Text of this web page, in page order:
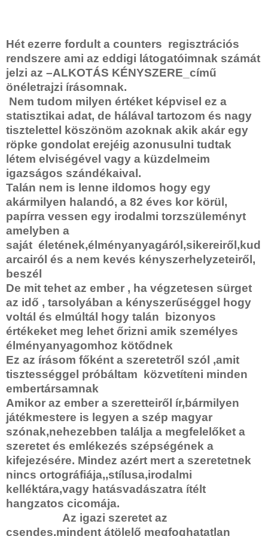
Hét ezerre fordult a counters regisztrációs
rendszere ami az eddigi látogatóimnak számát
jelzi az –ALKOTÁS KÉNYSZERE_című
önéletrajzi írásomnak.
Nem tudom milyen értéket képvisel ez a
statisztikai adat, de hálával tartozom és nagy
tisztelettel köszönöm azoknak akik akár egy
röpke gondolat erejéig azonusulni tudtak
létem elviségével vagy a küzdelmeim
igazságos szándékaival.
Talán nem is lenne ildomos hogy egy
akármilyen halandó, a 82 éves kor körül,
papírra vessen egy irodalmi torzszüleményt
amelyben a
saját életének,élményanyagáról,sikereiről,kud
arcairól és a nem kevés kényszerhelyzeteiről,
beszél
De mit tehet az ember , ha végzetesen sürget
az idő , tarsolyában a kényszerűséggel hogy
voltál és elmúltál hogy talán bizonyos
értékeket meg lehet őrizni amik személyes
élményanyagomhoz kötődnek
Ez az írásom főként a szeretetről szól ,amit
tisztességgel próbáltam közvetíteni minden
embertársamnak
Amikor az ember a szeretteiről ír,bármilyen
játékmestere is legyen a szép magyar
szónak,nehezebben találja a megfelelőket a
szeretet és emlékezés szépségének a
kifejezésére. Mindez azért mert a szeretetnek
nincs ortográfiája,,stílusa,irodalmi
kelléktára,vagy hatásvadászatra ítélt
hangzatos cicomája.
Az igazi szeretet az
csendes,mindent átölelő megfoghatatlan